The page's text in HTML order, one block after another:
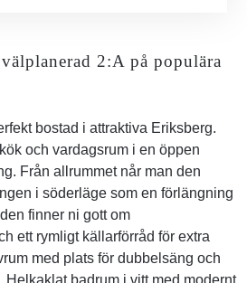
2:A på populära
bostad i attraktiva Eriksberg.
och vardagsrum i en öppen
Från allrummet når man den
i söderläge som en förlängning
finner ni gott om
ett rymligt källarförråd för extra
med plats för dubbelsäng och